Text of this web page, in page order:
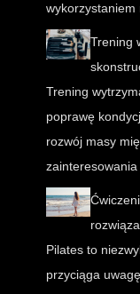
wykorzystaniem
Trening
Trening
poprawę
rozwój masy
Pilates to
przyciąga